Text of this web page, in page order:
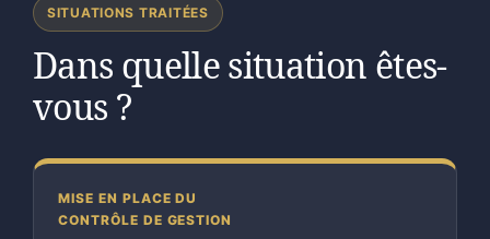
SITUATIONS TRAITÉES
Dans quelle situation êtes-
vous ?
MISE EN PLACE DU
CONTRÔLE DE GESTION